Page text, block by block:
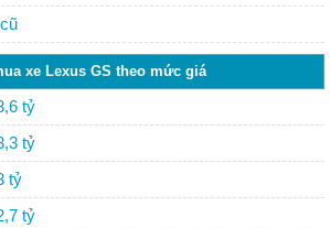
xe Lexus GS theo mức giá
tỷ
tỷ
tỷ
tỷ